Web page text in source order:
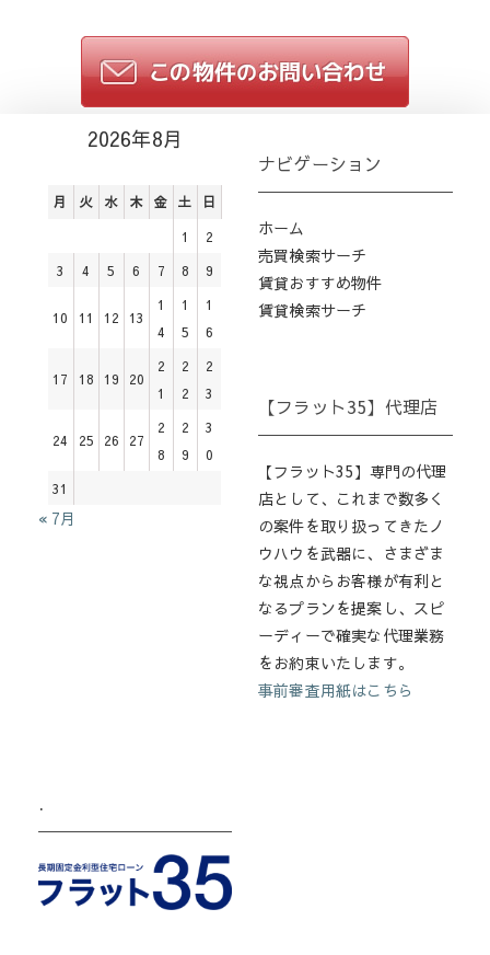
2026年8月
月 火 水 木 金 土 日
1
2
3
4 5 6 7 8 9
10 11 12 13
1
4
1
5
1
6
17 18 19 20
2
1
2
2
2
3
24 25 26 27
2
8
2
9
3
0
31
« 7月
ナビゲーション
ホーム
売買検索サーチ
賃貸おすすめ物件
賃貸検索サーチ
【フラット35】代理店
【フラット35】専門の代理
店として、これまで数多く
の案件を取り扱ってきたノ
ウハウを武器に、さまざま
な視点からお客様が有利と
なるプランを提案し、スピ
ーディーで確実な代理業務
をお約束いたします。
事前審査用紙はこちら
.